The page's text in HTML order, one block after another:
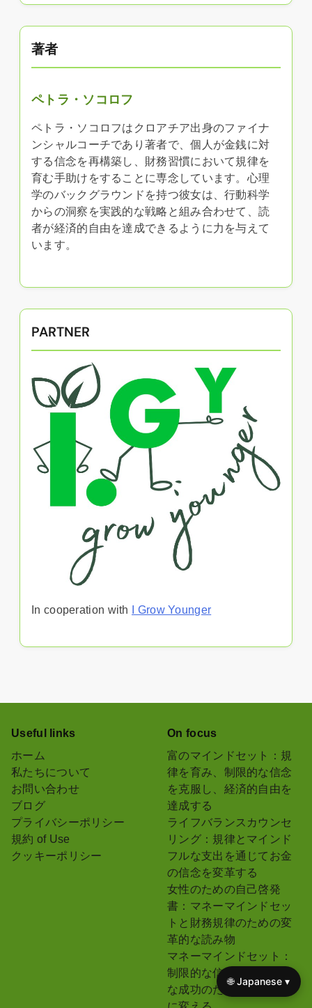
著者
ペトラ・ソコロフ
ペトラ・ソコロフはクロアチア出身のファイナ
ンシャルコーチであり著者で、個人が金銭に対
する信念を再構築し、財務習慣において規律を
育む手助けをすることに専念しています。心理
学のバックグラウンドを持つ彼女は、行動科学
からの洞察を実践的な戦略と組み合わせて、読
者が経済的自由を達成できるように力を与えて
います。
PARTNER
In cooperation with I Grow Younger
Useful links
ホーム
私たちについて
お問い合わせ
ブログ
プライバシーポリシー
規約 of Use
クッキーポリシー
On focus
富のマインドセット：規
律を育み、制限的な信念
を克服し、経済的自由を
達成する
ライフバランスカウンセ
リング：規律とマインド
フルな支出を通じてお金
の信念を変革する
女性のための自己啓発
書：マネーマインドセッ
トと財務規律のための変
革的な読み物
マネーマインドセット：
制限的な信念を持続可能
な成功のための財務規律
🌐 Japanese ▾